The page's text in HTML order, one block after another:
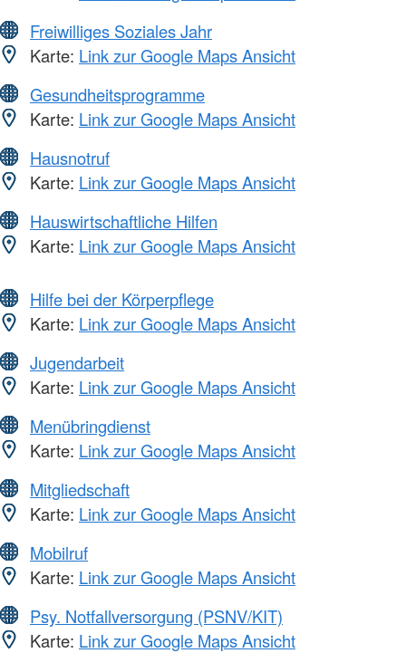
Freiwilliges Soziales Jahr
Karte: Link zur Google Maps Ansicht
Gesundheitsprogramme
Karte: Link zur Google Maps Ansicht
Hausnotruf
Karte: Link zur Google Maps Ansicht
Hauswirtschaftliche Hilfen
Karte: Link zur Google Maps Ansicht
Hilfe bei der Körperpflege
Karte: Link zur Google Maps Ansicht
Jugendarbeit
Karte: Link zur Google Maps Ansicht
Menübringdienst
Karte: Link zur Google Maps Ansicht
Mitgliedschaft
Karte: Link zur Google Maps Ansicht
Mobilruf
Karte: Link zur Google Maps Ansicht
Psy. Notfallversorgung (PSNV/KIT)
Karte: Link zur Google Maps Ansicht